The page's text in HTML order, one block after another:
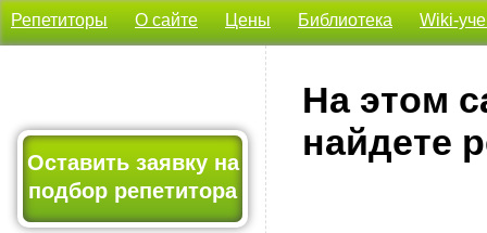
Репетиторы О сайте Цены Библиотека Wiki-
Оставить заявку на
подбор репетитора
На этом
найдете